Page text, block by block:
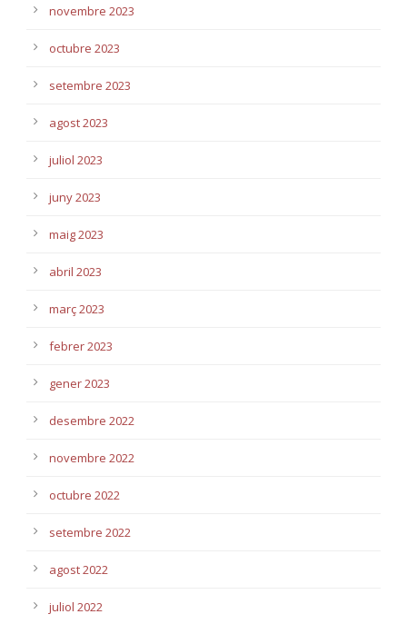
novembre 2023
octubre 2023
setembre 2023
agost 2023
juliol 2023
juny 2023
maig 2023
abril 2023
març 2023
febrer 2023
gener 2023
desembre 2022
novembre 2022
octubre 2022
setembre 2022
agost 2022
juliol 2022